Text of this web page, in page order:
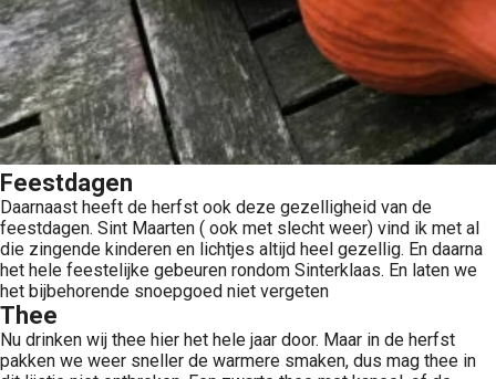
Feestdagen
Daarnaast heeft de herfst ook deze gezelligheid van de
feestdagen. Sint Maarten ( ook met slecht weer) vind ik met al
die zingende kinderen en lichtjes altijd heel gezellig. En daarna
het hele feestelijke gebeuren rondom Sinterklaas. En laten we
het bijbehorende snoepgoed niet vergeten
Thee
Nu drinken wij thee hier het hele jaar door. Maar in de herfst
pakken we weer sneller de warmere smaken, dus mag thee in